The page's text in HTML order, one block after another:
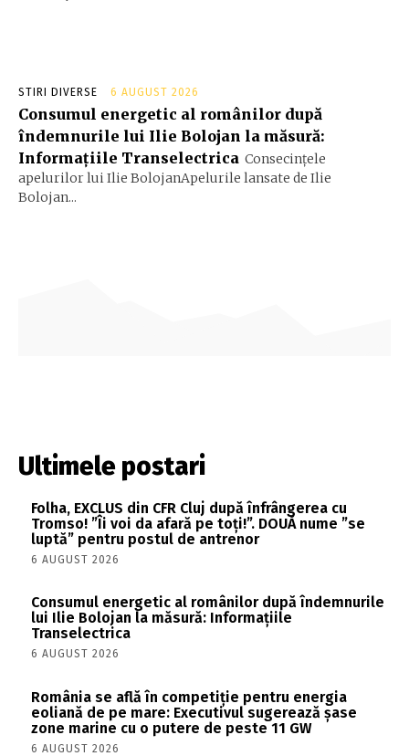
STIRI DIVERSE 6 AUGUST 2026
Consumul energetic al românilor după
îndemnurile lui Ilie Bolojan la măsură:
Informațiile Transelectrica Consecințele
apelurilor lui Ilie BolojanApelurile lansate de Ilie
Bolojan...
Ultimele postari
Folha, EXCLUS din CFR Cluj după înfrângerea cu
Tromso! ”Îi voi da afară pe toți!”. DOUĂ nume ”se
luptă” pentru postul de antrenor
6 AUGUST 2026
Consumul energetic al românilor după îndemnurile
lui Ilie Bolojan la măsură: Informațiile
Transelectrica
6 AUGUST 2026
România se află în competiție pentru energia
eoliană de pe mare: Executivul sugerează șase
zone marine cu o putere de peste 11 GW
6 AUGUST 2026